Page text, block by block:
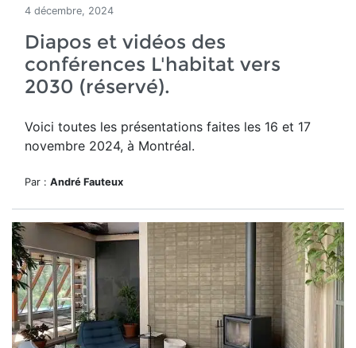
4 décembre, 2024
Diapos et vidéos des
conférences L'habitat vers
2030 (réservé).
Voici toutes les présentations faites les 16 et 17
novembre 2024, à Montréal.
Par : André Fauteux